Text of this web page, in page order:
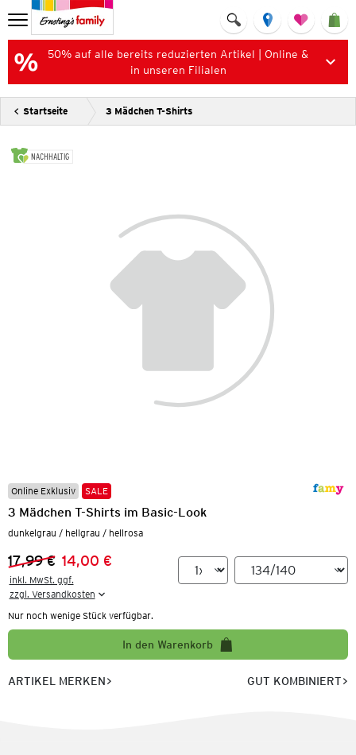
50% auf alle bereits reduzierten Artikel | Online &
in unseren Filialen
Startseite 3 Mädchen T-Shirts
NACHHALTIG
Online Exklusiv SALE
3 Mädchen T-Shirts im Basic-Look
dunkelgrau / hellgrau / hellrosa
Vorheriger Preis:
17,99 €
Neuer Preis:
14,00 €
inkl. MwSt. ggf.
zzgl. Versandkosten
Nur noch wenige Stück verfügbar.
In den Warenkorb
ARTIKEL MERKEN GUT KOMBINIERT